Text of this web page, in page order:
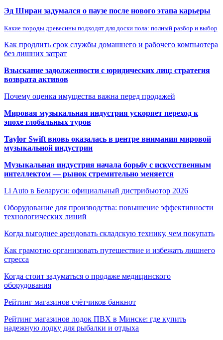
Эд Ширан задумался о паузе после нового этапа карьеры
Какие породы древесины подходят для доски пола: полный разбор и выбор
Как продлить срок службы домашнего и рабочего компьютера
без лишних затрат
Взыскание задолженности с юридических лиц: стратегия
возврата активов
Почему оценка имущества важна перед продажей
Мировая музыкальная индустрия ускоряет переход к
эпохе глобальных туров
Taylor Swift вновь оказалась в центре внимания мировой
музыкальной индустрии
Музыкальная индустрия начала борьбу с искусственным
интеллектом — рынок стремительно меняется
Li Auto в Беларуси: официальный дистрибьютор 2026
Оборудование для производства: повышение эффективности
технологических линий
Когда выгоднее арендовать складскую технику, чем покупать
Как грамотно организовать путешествие и избежать лишнего
стресса
Когда стоит задуматься о продаже медицинского
оборудования
Рейтинг магазинов счётчиков банкнот
Рейтинг магазинов лодок ПВХ в Минске: где купить
надежную лодку для рыбалки и отдыха